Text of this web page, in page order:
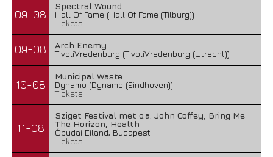
09-08
Spectral Wound
Hall Of Fame (Hall Of Fame (Tilburg))
Tickets
09-08
Arch Enemy
TivoliVredenburg (TivoliVredenburg (Utrecht))
10-08
Municipal Waste
Dynamo (Dynamo (Eindhoven))
Tickets
11-08
Sziget Festival met o.a. John Coffey, Bring Me
The Horizon, Health
Óbudai Eiland, Budapest
Tickets